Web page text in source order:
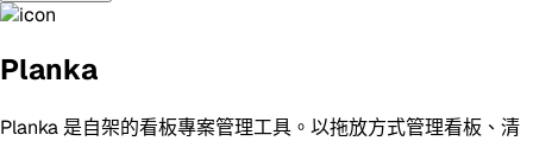
Planka
Planka 是自架的看板專案管理工具。以拖放方式管理看板、清